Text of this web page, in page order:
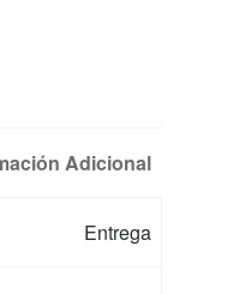
Adicional
Entrega